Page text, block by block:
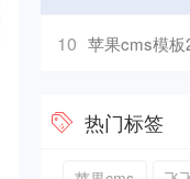
10 苹果cms模板2025年最新win
热门标签